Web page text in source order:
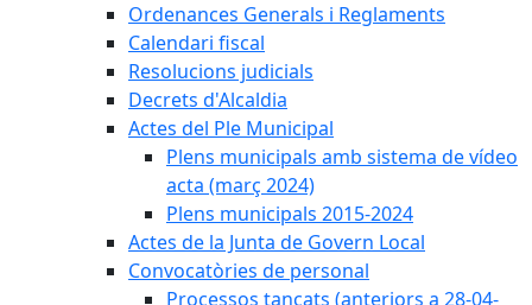
Ordenances Generals i Reglaments
Calendari fiscal
Resolucions judicials
Decrets d'Alcaldia
Actes del Ple Municipal
Plens municipals amb sistema de vídeo
acta (març 2024)
Plens municipals 2015-2024
Actes de la Junta de Govern Local
Convocatòries de personal
Processos tancats (anteriors a 28-04-